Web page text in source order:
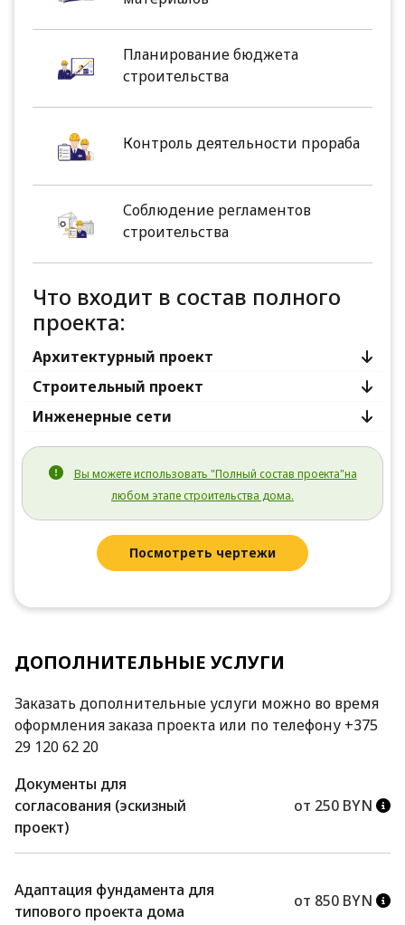
Планирование бюджета
строительства
Контроль деятельности прораба
Соблюдение регламентов
строительства
Что входит в состав полного
проекта:
Архитектурный проект
Строительный проект
Инженерные сети
Вы можете использовать "Полный состав проекта"на
любом этапе строительства дома.
Посмотреть чертежи
ДОПОЛНИТЕЛЬНЫЕ УСЛУГИ
Заказать дополнительные услуги можно во время
оформления заказа проекта или по телефону +375
29 120 62 20
Документы для
согласования (эскизный
проект)
от 250 BYN
Адаптация фундамента для
типового проекта дома
от 850 BYN